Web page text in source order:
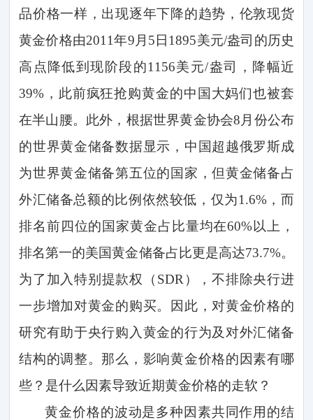
品价格一样，出现逐年下降的趋势，伦敦现货
黄金价格由2011年9 月 5日1895美元/盎司的历史
高点降低到现阶段的1156美元/盎司，降幅近
39% ，此前疯狂抢购黄金的中国大妈们也被套
在半山腰。此外，根据世界黄金协会8 月份公布
的世界黄金储备数据显示，中国超越俄罗斯成
为世界黄金储备第五位的国家，但黄金储备占
外汇储备总额的比例依然较低，仅为1.6%，而
排名前四位的国家黄金占比量均在60%以上，
排名第一的美国黄金储备占比更是高达73.7%。
为了加入特别提款权（ SDR ），不排除央行进
一步增加对黄金的购买。因此，对黄金价格的
研究有助于央行购入黄金的行为及对外汇储备
结构的调整。那么，影响黄金价格的因素有哪
些？是什么因素导致近期黄金价格的走软？
黄金价格的波动是多种因素共同作用的结